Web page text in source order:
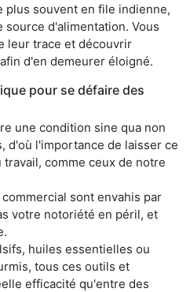
plus souvent en file indienne,
d'alimentation. Vous
leur trace et découvrir
d'en demeurer éloigné.
pour se défaire des
une condition sine qua non
d'où l'importance de laisser ce
comme ceux de notre
sont envahis par
votre notoriété en péril, et
huiles essentielles ou
tous ces outils et
efficacité qu'entre des